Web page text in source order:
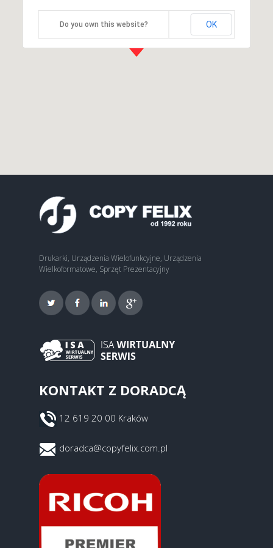
Do you own this website? OK
Drukarki, Urządzenia Wielofunkcyjne, Urządzenia
Wielkoformatowe, Sprzęt Prezentacyjny
KONTAKT Z DORADCĄ
12 619 20 00 Kraków
doradca@copyfelix.com.pl